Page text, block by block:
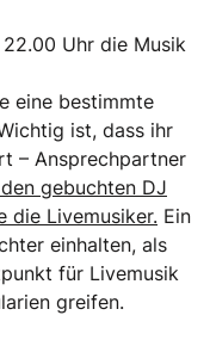
Uhr die Musik
eine bestimmte
ist, dass ihr
– Ansprechpartner
gebuchten DJ
die Livemusiker. Ein
einhalten, als
für Livemusik
greifen.